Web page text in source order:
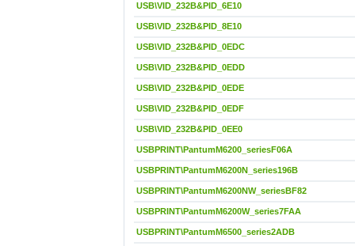
USB\VID_232B&PID_6E10
USB\VID_232B&PID_8E10
USB\VID_232B&PID_0EDC
USB\VID_232B&PID_0EDD
USB\VID_232B&PID_0EDE
USB\VID_232B&PID_0EDF
USB\VID_232B&PID_0EE0
USBPRINT\PantumM6200_seriesF06A
USBPRINT\PantumM6200N_series196B
USBPRINT\PantumM6200NW_seriesBF82
USBPRINT\PantumM6200W_series7FAA
USBPRINT\PantumM6500_series2ADB